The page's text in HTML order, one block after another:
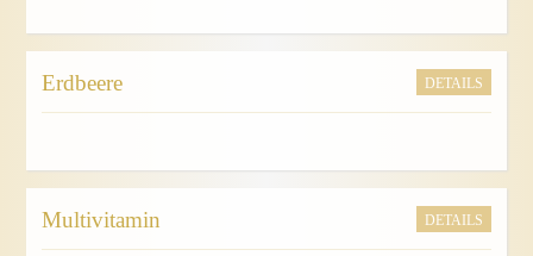
Erdbeere DETAILS
Multivitamin DETAILS